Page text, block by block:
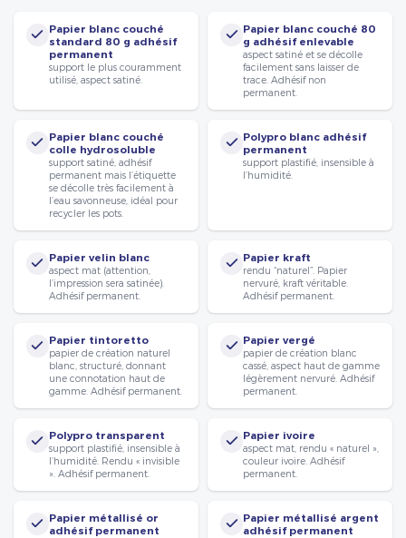
Papier blanc couché
standard 80 g adhésif
permanent
support le plus couramment
utilisé, aspect satiné.
Papier blanc couché 80
g adhésif enlevable
aspect satiné et se décolle
facilement sans laisser de
trace. Adhésif non
permanent.
Papier blanc couché
colle hydrosoluble
support satiné, adhésif
permanent mais l’étiquette
se décolle très facilement à
l’eau savonneuse, idéal pour
recycler les pots.
Polypro blanc adhésif
permanent
support plastifié, insensible à
l’humidité.
Papier velin blanc
aspect mat (attention,
l’impression sera satinée).
Adhésif permanent.
Papier kraft
rendu “naturel”. Papier
nervuré, kraft véritable.
Adhésif permanent.
Papier tintoretto
papier de création naturel
blanc, structuré, donnant
une connotation haut de
gamme. Adhésif permanent.
Papier vergé
papier de création blanc
cassé, aspect haut de gamme
légèrement nervuré. Adhésif
permanent.
Polypro transparent
support plastifié, insensible à
l’humidité. Rendu « invisible
». Adhésif permanent.
Papier ivoire
aspect mat, rendu « naturel »,
couleur ivoire. Adhésif
permanent.
Papier métallisé or
adhésif permanent
Papier métallisé argent
adhésif permanent